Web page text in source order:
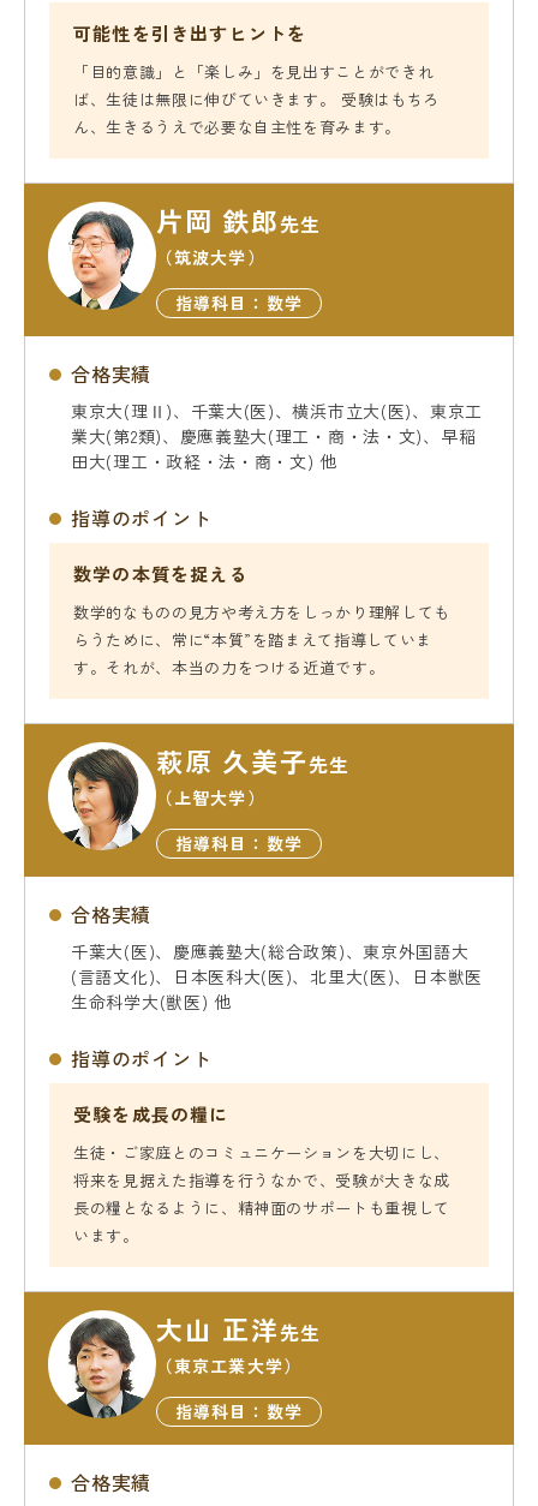
名門会 公式SNS
名門会note「プロが明かす合格のヒン
ト」
資料請求・お問い合わせ
企業・メディアの方はこちら
可能性を引き出すヒントを
「目的意識」と「楽しみ」を見出すことができれ
ば、生徒は無限に伸びていきます。 受験はもちろ
ん、生きるうえで必要な自主性を育みます。
片岡 鉄郎先生
（筑波大学）
指導科目：数学
合格実績
東京大(理Ⅱ)、千葉大(医)、横浜市立大(医)、東京工
業大(第2類)、慶應義塾大(理工・商・法・文)、早稲
田大(理工・政経・法・商・文) 他
指導のポイント
数学の本質を捉える
数学的なものの見方や考え方をしっかり理解しても
らうために、常に“本質”を踏まえて指導していま
す。それが、本当の力をつける近道です。
萩原 久美子先生
（上智大学）
指導科目：数学
合格実績
千葉大(医)、慶應義塾大(総合政策)、東京外国語大
(言語文化)、日本医科大(医)、北里大(医)、日本獣医
生命科学大(獣医) 他
指導のポイント
受験を成長の糧に
生徒・ご家庭とのコミュニケーションを大切にし、
将来を見据えた指導を行うなかで、受験が大きな成
長の糧となるように、精神面のサポートも重視して
います。
大山 正洋先生
（東京工業大学）
指導科目：数学
合格実績